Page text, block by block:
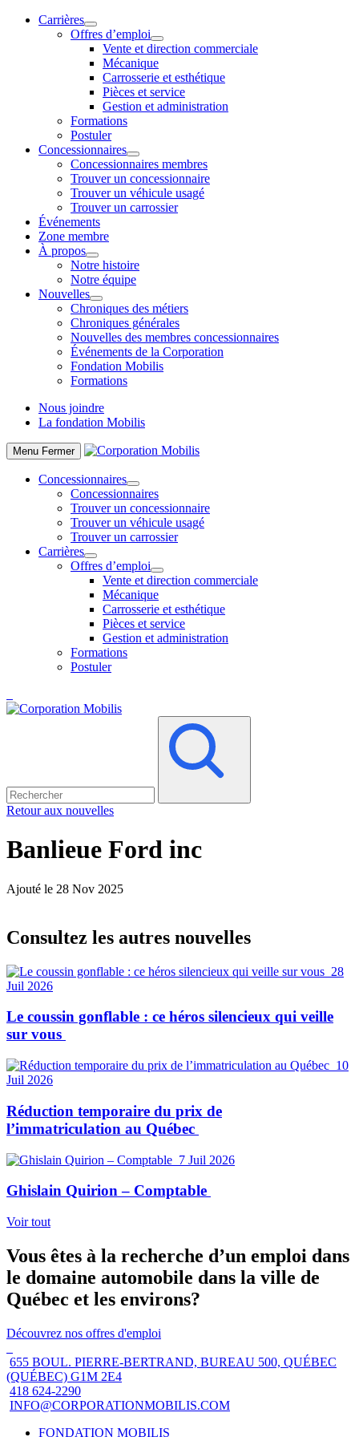
Carrières
Offres d’emploi
Vente et direction commerciale
Mécanique
Carrosserie et esthétique
Pièces et service
Gestion et administration
Formations
Postuler
Concessionnaires
Concessionnaires membres
Trouver un concessionnaire
Trouver un véhicule usagé
Trouver un carrossier
Événements
Zone membre
À propos
Notre histoire
Notre équipe
Nouvelles
Chroniques des métiers
Chroniques générales
Nouvelles des membres concessionnaires
Événements de la Corporation
Fondation Mobilis
Formations
Nous joindre
La fondation Mobilis
Menu Fermer
Concessionnaires
Concessionnaires
Trouver un concessionnaire
Trouver un véhicule usagé
Trouver un carrossier
Carrières
Offres d’emploi
Vente et direction commerciale
Mécanique
Carrosserie et esthétique
Pièces et service
Gestion et administration
Formations
Postuler
Retour aux nouvelles
Banlieue Ford inc
Ajouté le 28 Nov 2025
Consultez les autres nouvelles
28
Juil 2026
Le coussin gonflable : ce héros silencieux qui veille
sur vous
10
Juil 2026
Réduction temporaire du prix de
l’immatriculation au Québec
7 Juil 2026
Ghislain Quirion – Comptable
Voir tout
Vous êtes à la recherche d’un emploi dans
le domaine automobile dans la ville de
Québec et les environs?
Découvrez nos offres d'emploi
655 BOUL. PIERRE-BERTRAND, BUREAU 500, QUÉBEC
(QUÉBEC) G1M 2E4
418 624-2290
INFO@CORPORATIONMOBILIS.COM
FONDATION MOBILIS